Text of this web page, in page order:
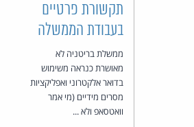
תקשורת פרטיים
בעבודת הממשלה
ממשלת בריטניה לא
מאושרת כנראה משימוש
בדואר אלקטרוני ואפליקציות
מסרים מידיים (מי אמר
וואטסאפ ולא ...